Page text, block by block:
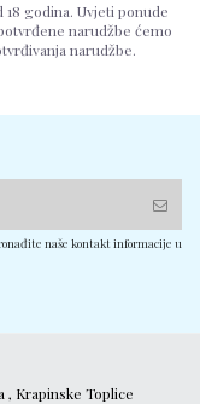
godina. Uvjeti ponude
narudžbe ćemo
narudžbe.
naše kontakt informacije u
, Krapinske Toplice